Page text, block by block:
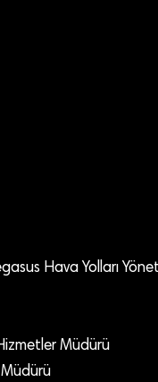
Hava Yolları
Müdürü
Müdürü